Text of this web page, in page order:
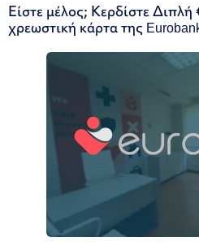
Είστε μέλος; Κερδίστε
χρεωστική κάρτα της